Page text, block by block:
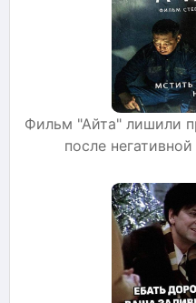
Фильм "Айта" лишили
после